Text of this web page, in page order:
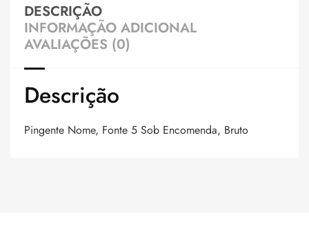
DESCRIÇÃO
INFORMAÇÃO ADICIONAL
AVALIAÇÕES (0)
Descrição
Pingente Nome, Fonte 5 Sob Encomenda, Bruto